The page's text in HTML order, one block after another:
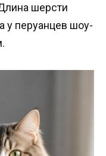
шерсти
у перуанцев шоу-